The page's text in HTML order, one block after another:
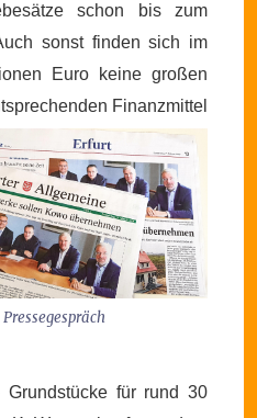
schon bis zum
sonst finden sich im
Euro keine großen
Finanzmittel
für rund 30